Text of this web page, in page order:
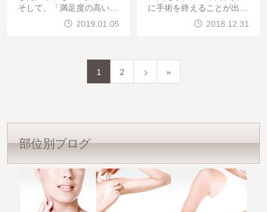
そして、「満足度の高い」
脂肪再生医療をさせて頂
きます。本年度は、施術内
2019.01.05
に手術を終えることが出来
ました。来年が、皆様にと
って素晴らしい一年になり
2018.12.31
1 2 »
部位別ブログ